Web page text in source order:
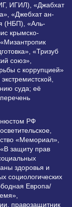
ИГИЛ), «Джабхат
«Джебхат ан-
(НБП), «Аль-
крымско-
«Тризуб
союз»,
с коррупцией»
суда; её
РФ
«Мемориал»,
защиту прав
здоровья и
социологических
Европа/
правозащитник